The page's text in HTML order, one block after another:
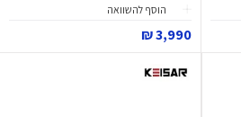
הוסף להשוואה
3,990 ₪